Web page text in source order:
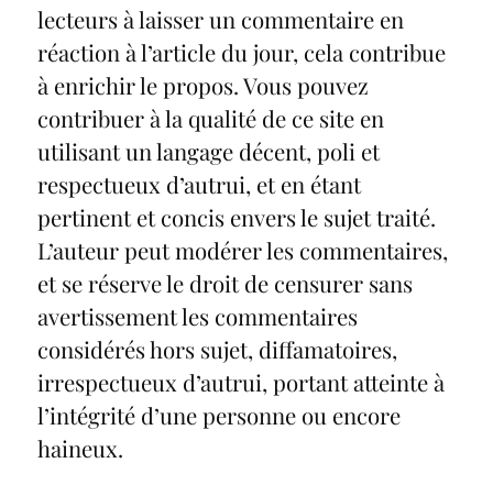
lecteurs à laisser un commentaire en
réaction à l’article du jour, cela contribue
à enrichir le propos. Vous pouvez
contribuer à la qualité de ce site en
utilisant un langage décent, poli et
respectueux d’autrui, et en étant
pertinent et concis envers le sujet traité.
L’auteur peut modérer les commentaires,
et se réserve le droit de censurer sans
avertissement les commentaires
considérés hors sujet, diffamatoires,
irrespectueux d’autrui, portant atteinte à
l’intégrité d’une personne ou encore
haineux.